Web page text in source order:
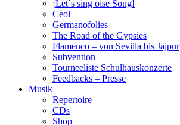
¡Let´s sing oise Song!
Ceol
Germanofolies
The Road of the Gypsies
Flamenco – von Sevilla bis Jajpur
Subvention
Tourneeliste Schulhauskonzerte
Feedbacks – Presse
Musik
Repertoire
CDs
Shop